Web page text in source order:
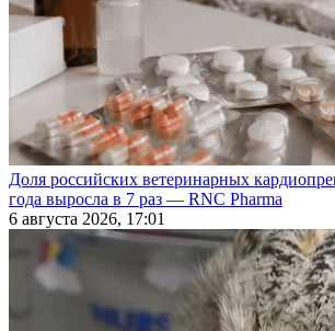
Доля российских ветеринарных
года выросла в 7 раз — RNC Pharma
6 августа 2026, 17:01